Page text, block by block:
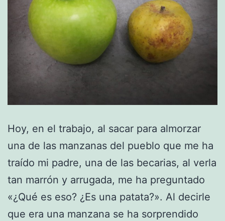
Hoy, en el trabajo, al sacar para almorzar
una de las manzanas del pueblo que me ha
traído mi padre, una de las becarias, al verla
tan marrón y arrugada, me ha preguntado
«¿Qué es eso? ¿Es una patata?». Al decirle
que era una manzana se ha sorprendido